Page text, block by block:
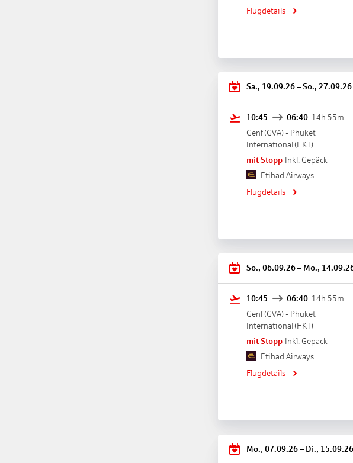
Flugdetails
Sa., 19.09.26 – So., 27.09.26
10:45 06:40 14h 55m
Genf(GVA) - Phuket
International (HKT)
mit Stopp Inkl. Gepäck
Etihad Airways
Flugdetails
So., 06.09.26 – Mo.,
10:45 06:40 14h 55m
Genf(GVA) - Phuket
International (HKT)
mit Stopp Inkl. Gepäck
Etihad Airways
Flugdetails
Mo., 07.09.26 – Di., 15.09.26